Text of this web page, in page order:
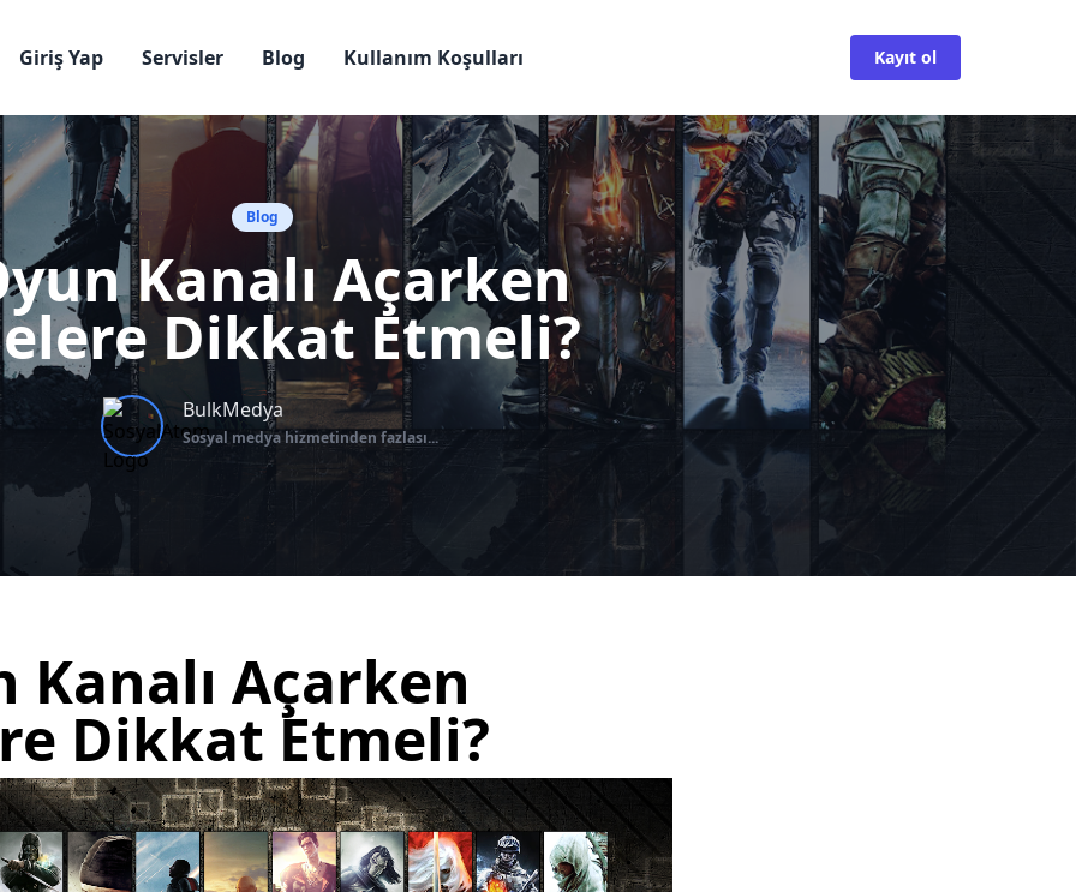
Giriş Yap Servisler Blog Kullanım Koşulları Kayıt ol
Blog
Kanalı Açarken
Dikkat Etmeli?
BulkMedya
Sosyal medya hizmetinden fazlası...
Kanalı Açarken
Dikkat Etmeli?